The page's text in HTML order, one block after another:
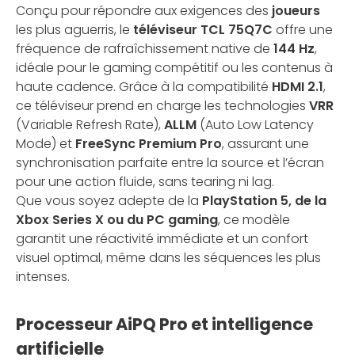
Conçu pour répondre aux exigences des joueurs
les plus aguerris, le téléviseur TCL 75Q7C offre une
fréquence de rafraîchissement native de 144 Hz,
idéale pour le gaming compétitif ou les contenus à
haute cadence. Grâce à la compatibilité HDMI 2.1,
ce téléviseur prend en charge les technologies VRR
(Variable Refresh Rate), ALLM (Auto Low Latency
Mode) et FreeSync Premium Pro, assurant une
synchronisation parfaite entre la source et l’écran
pour une action fluide, sans tearing ni lag.
Que vous soyez adepte de la PlayStation 5, de la
Xbox Series X ou du PC gaming, ce modèle
garantit une réactivité immédiate et un confort
visuel optimal, même dans les séquences les plus
intenses.
Processeur AiPQ Pro et intelligence
artificielle